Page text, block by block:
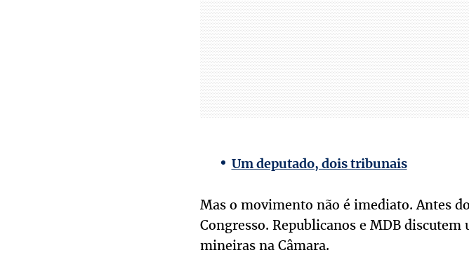
Um deputado, dois tribunais
Mas o movimento não é imediato. Antes
Congresso. Republicanos e MDB
mineiras na Câmara.